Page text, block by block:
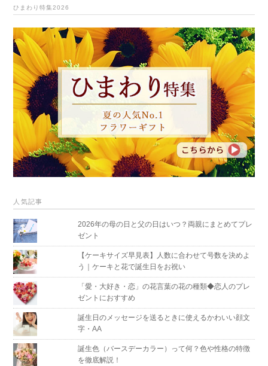
ひまわり特集2026
人気記事
2026年の母の日と父の日はいつ？両親にまとめてプレ
ゼント
【ケーキサイズ早見表】人数に合わせて号数を決めよ
う｜ケーキと花で誕生日をお祝い
「愛・大好き・恋」の花言葉の花の種類◆恋人のプレ
ゼントにおすすめ
誕生日のメッセージを送るときに使えるかわいい顔文
字・AA
誕生色（バースデーカラー）って何？色や性格の特徴
を徹底解説！